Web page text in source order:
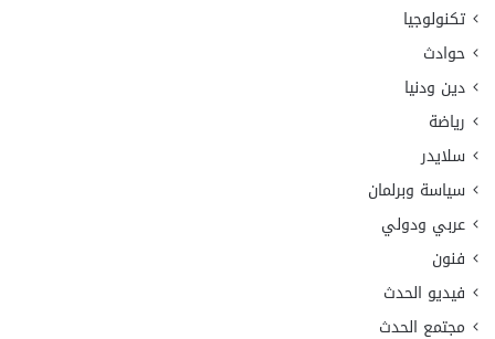
تكنولوجيا
حوادث
دين ودنيا
رياضة
سلايدر
سياسة وبرلمان
عربي ودولي
فنون
فيديو الحدث
مجتمع الحدث